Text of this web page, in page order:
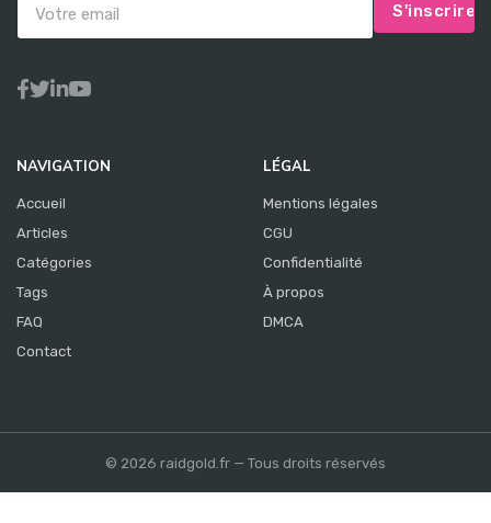
S'inscrire
NAVIGATION
Accueil
Articles
Catégories
Tags
FAQ
Contact
LÉGAL
Mentions légales
CGU
Confidentialité
À propos
DMCA
© 2026 raidgold.fr — Tous droits réservés